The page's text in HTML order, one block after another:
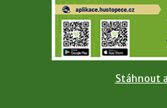
Stáhnout